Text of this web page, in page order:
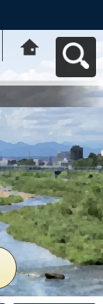
動応援ｻｲﾄ はち
コミねっとへ戻